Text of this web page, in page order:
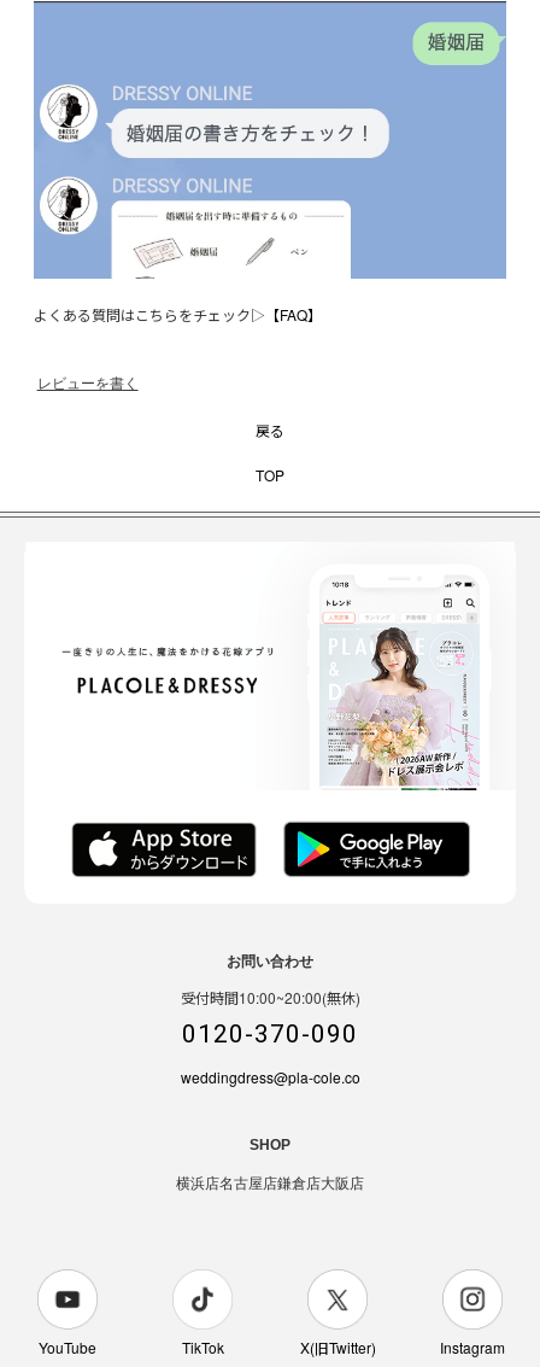
よくある質問はこちらをチェック▷ 【FAQ】
レビューを書く
戻る
TOP
お問い合わせ
受付時間10:00~20:00(無休)
0120-370-090
weddingdress@pla-cole.co
SHOP
横浜店名古屋店鎌倉店大阪店
YouTube TikTok X(旧Twitter) Instagram